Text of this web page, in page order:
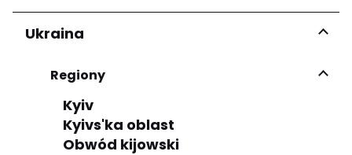
Ukraina
Regiony
Kyiv
Kyivs'ka oblast
Obwód kijowski